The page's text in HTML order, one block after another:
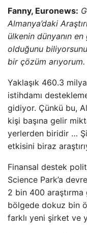
Fanny, Euronews:
Almanya’daki
ülkenin dünyanın
olduğunu
bir çözüm arıyorum.
Yaklaşık 460.3
istihdamı
gidiyor. Çünkü bu,
kişi başına gelir
yerlerden biridir …
etkisini biraz
Finansal destek
Science Park’a
2 bin 400 araştırma
bölgede dokuz bin
farklı yeni şirket ve